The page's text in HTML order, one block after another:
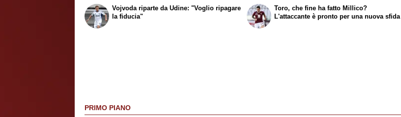
Vojvoda riparte da Udine: "Voglio ripagare
la fiducia"
Toro, che fine ha fatto Millico?
L'attaccante è pronto per una nuova sfida
PRIMO PIANO